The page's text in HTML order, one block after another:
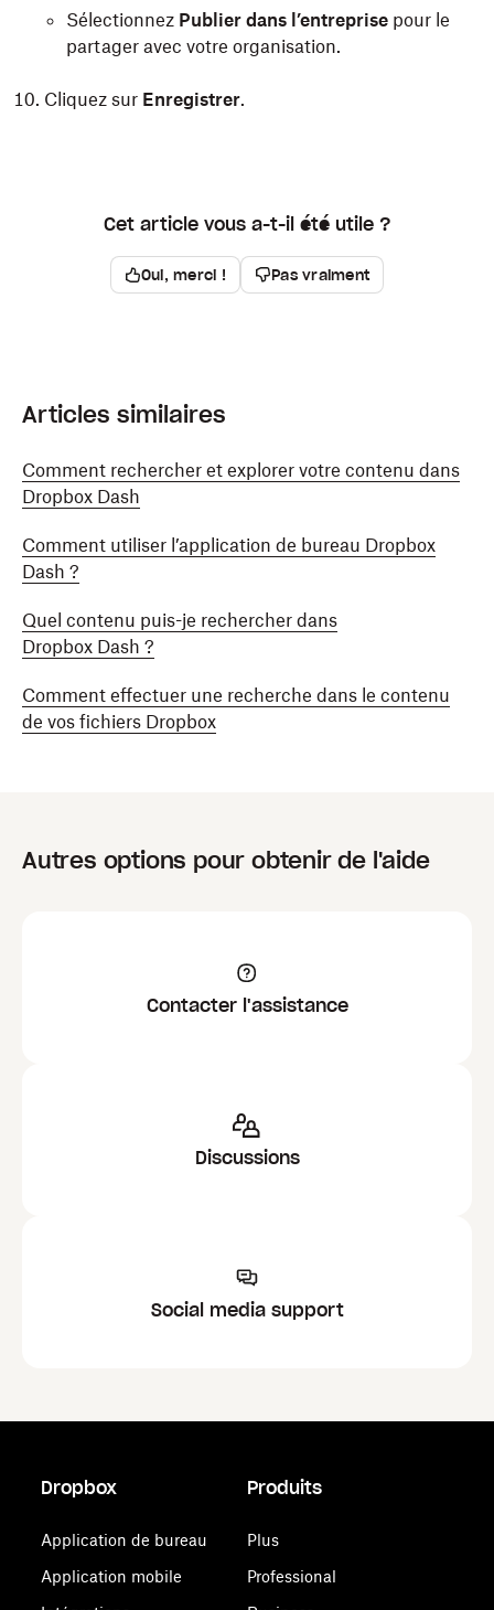
Sélectionnez Publier dans l’entreprise pour le
partager avec votre organisation.
Cliquez sur Enregistrer.
Cet article vous a-t-il été utile ?
Oui, merci ! Pas vraiment
Articles similaires
Comment rechercher et explorer votre contenu dans
Dropbox Dash
Comment utiliser l’application de bureau Dropbox
Dash ?
Quel contenu puis-je rechercher dans
Dropbox Dash ?
Comment effectuer une recherche dans le contenu
de vos fichiers Dropbox
Autres options pour obtenir de l'aide
Contacter l'assistance
Discussions
Social media support
Dropbox
Application de bureau
Application mobile
Produits
Plus
Professional